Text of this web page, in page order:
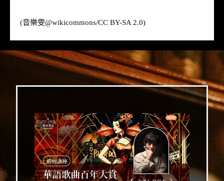
(音樂雯@wikicommons/CC BY-SA 2.0)